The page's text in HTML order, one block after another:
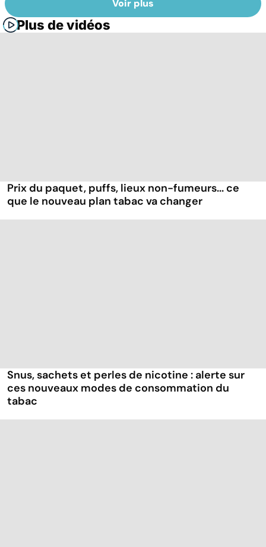
Voir plus
Plus de vidéos
Prix du paquet, puffs, lieux non-fumeurs... ce
que le nouveau plan tabac va changer
Snus, sachets et perles de nicotine : alerte sur
ces nouveaux modes de consommation du
tabac